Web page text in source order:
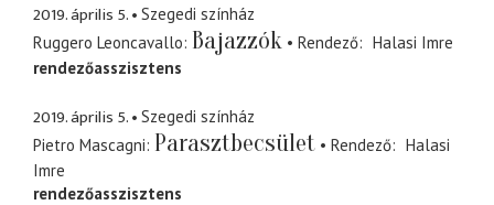
2019. április 5.
Szegedi színház
Ruggero Leoncavallo Bajazzók Rendező
Halasi Imre
rendezőasszisztens
2019. április 5.
Szegedi színház
Pietro Mascagni Parasztbecsület Rendező
Halasi
Imre
rendezőasszisztens